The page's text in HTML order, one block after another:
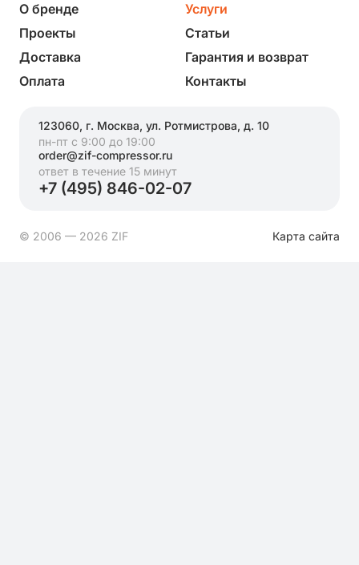
О бренде
Услуги
Проекты
Статьи
Доставка
Гарантия и возврат
Оплата
Контакты
123060, г. Москва, ул. Ротмистрова, д. 10
пн-пт с 9:00 до 19:00
order@zif-compressor.ru
ответ в течение 15 минут
+7 (495) 846-02-07
© 2006 — 2026 ZIF Карта сайта